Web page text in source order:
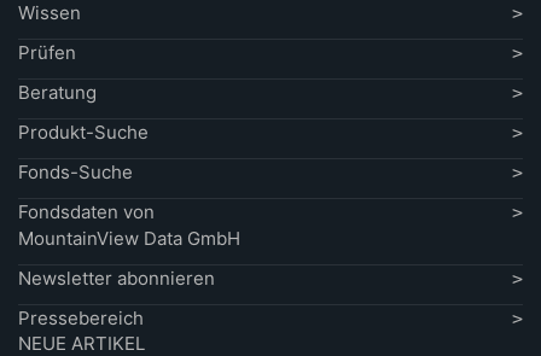
Wissen
Prüfen
Beratung
Produkt-Suche
Fonds-Suche
Fondsdaten von
MountainView Data GmbH
Newsletter abonnieren
Pressebereich
NEUE ARTIKEL